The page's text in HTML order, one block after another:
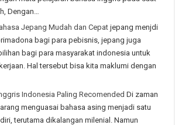
Dengan…
Jepang Mudah dan Cepat jepang menjdi
bagi para pebisnis, jepang juga
bagi para masyarakat indonesia untuk
Hal tersebut bisa kita maklumi dengan
Indonesia Paling Recomended Di zaman
menguasai bahasa asing menjadi satu
terutama dikalangan milenial. Namun